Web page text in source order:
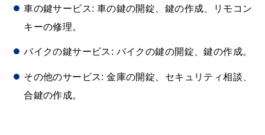
車の鍵サービス: 車の鍵の開錠、鍵の作成、リモコン
キーの修理。
バイクの鍵サービス: バイクの鍵の開錠、鍵の作成。
その他のサービス: 金庫の開錠、セキュリティ相談、
合鍵の作成。